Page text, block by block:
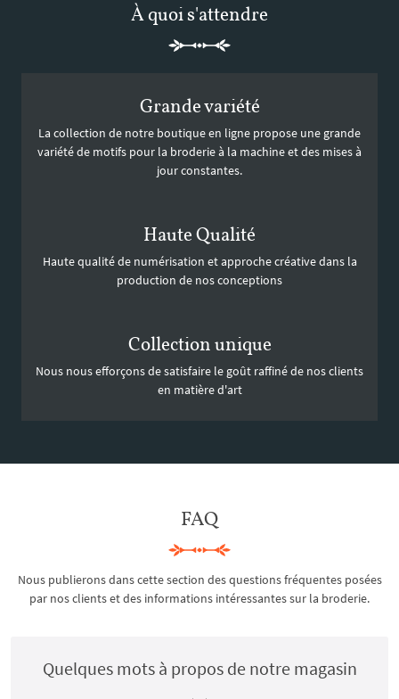
À quoi s'attendre
Grande variété
La collection de notre boutique en ligne propose une grande
variété de motifs pour la broderie à la machine et des mises à
jour constantes.
Haute Qualité
Haute qualité de numérisation et approche créative dans la
production de nos conceptions
Collection unique
Nous nous efforçons de satisfaire le goût raffiné de nos clients
en matière d'art
FAQ
Nous publierons dans cette section des questions fréquentes posées
par nos clients et des informations intéressantes sur la broderie.
Quelques mots à propos de notre magasin